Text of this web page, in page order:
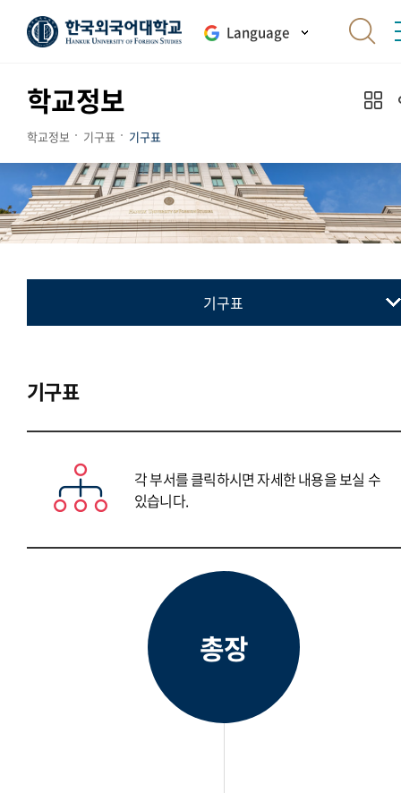
Language
학교정보
학교정보 기구표 기구표
기구표
기구표
각 부서를 클릭하시면 자세한 내용을 보실 수
있습니다.
총장